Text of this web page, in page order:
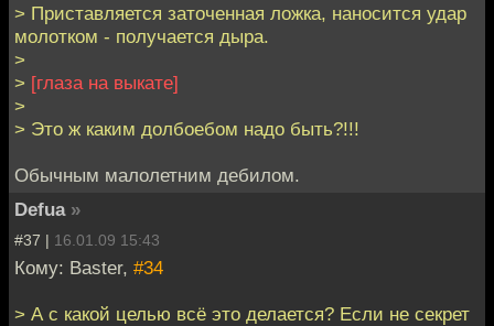
> Приставляется заточенная ложка, наносится удар
молотком - получается дыра.
>
> [глаза на выкате]
>
> Это ж каким долбоебом надо быть?!!!
Обычным малолетним дебилом.
Defua »
#37 | 16.01.09 15:43
Кому: Baster, #34
> А с какой целью всё это делается? Если не секрет